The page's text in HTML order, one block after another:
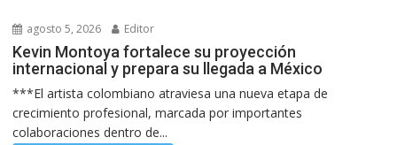
agosto 5, 2026 Editor
Kevin Montoya fortalece su proyección
internacional y prepara su llegada a México
***El artista colombiano atraviesa una nueva etapa de
crecimiento profesional, marcada por importantes
colaboraciones dentro de...